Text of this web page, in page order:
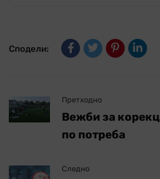
Сподели:
Претходно
Вежби за
по потреба
Следно